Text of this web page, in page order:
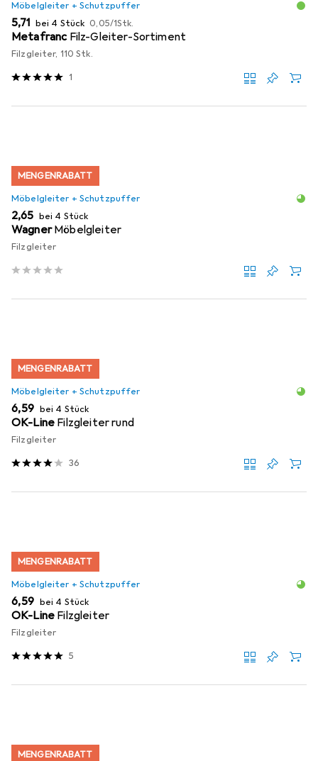
Möbelgleiter + Schutzpuffer
EUR
5,71 bei 4 Stück EUR
0,05/1Stk.
Metafranc Filz-Gleiter-Sortiment
Filzgleiter, 110 Stk.
1
MENGENRABATT
Möbelgleiter + Schutzpuffer
EUR
2,65 bei 4 Stück
Wagner Möbelgleiter
Filzgleiter
MENGENRABATT
Möbelgleiter + Schutzpuffer
EUR
6,59 bei 4 Stück
OK-Line Filzgleiter rund
Filzgleiter
36
MENGENRABATT
Möbelgleiter + Schutzpuffer
EUR
6,59 bei 4 Stück
OK-Line Filzgleiter
Filzgleiter
5
MENGENRABATT